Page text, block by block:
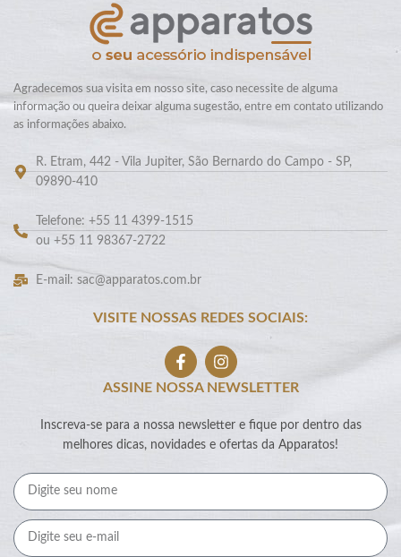
Agradecemos sua visita em nosso site, caso necessite de alguma
informação ou queira deixar alguma sugestão, entre em contato utilizando
as informações abaixo.
R. Etram, 442 - Vila Jupiter, São Bernardo do Campo - SP,
09890-410
Telefone: +55 11 4399-1515
ou +55 11 98367-2722
E-mail: sac@apparatos.com.br
VISITE NOSSAS REDES SOCIAIS:
ASSINE NOSSA NEWSLETTER
Inscreva-se para a nossa newsletter e fique por dentro das
melhores dicas, novidades e ofertas da Apparatos!